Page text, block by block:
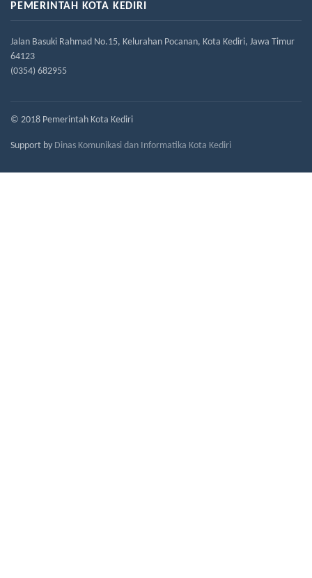
PEMERINTAH KOTA KEDIRI
Jalan Basuki Rahmad No.15, Kelurahan Pocanan, Kota Kediri, Jawa Timur
64123
(0354) 682955
© 2018 Pemerintah Kota Kediri
Support by Dinas Komunikasi dan Informatika Kota Kediri